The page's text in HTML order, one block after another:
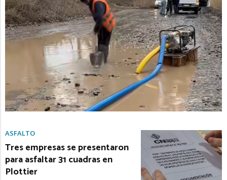
ASFALTO
Tres empresas se presentaron
para asfaltar 31 cuadras en
Plottier